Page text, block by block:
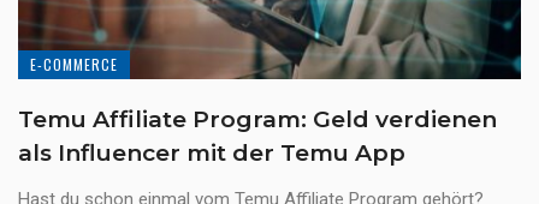
E-COMMERCE
Temu Affiliate Program: Geld verdienen
als Influencer mit der Temu App
Hast du schon einmal vom Temu Affiliate Program gehört?